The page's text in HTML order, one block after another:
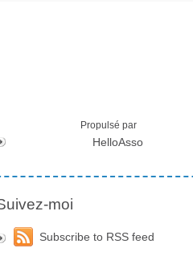
Propulsé par
HelloAsso
moi
Subscribe to RSS feed